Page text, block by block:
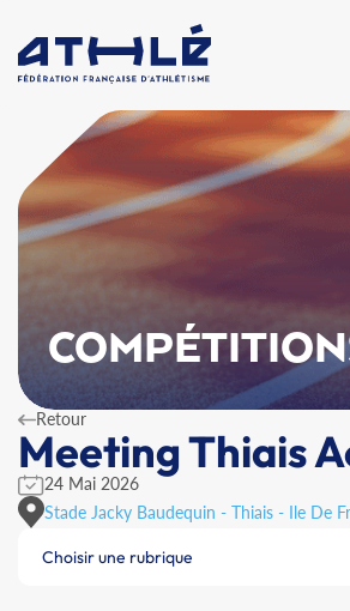
Retour
Meeting Thiais
24 Mai 2026
Stade Jacky Baudequin - Thiais - Ile De
Choisir une rubrique